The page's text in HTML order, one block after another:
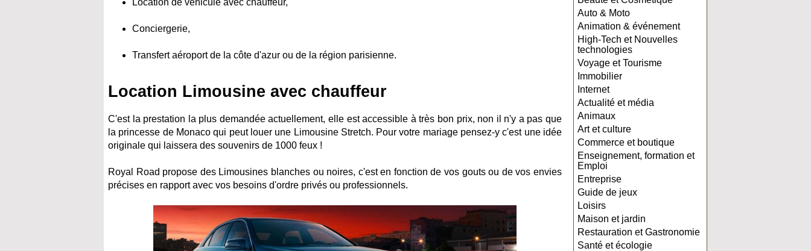
Auto & Moto
Animation & événement
High-Tech et Nouvelles
technologies
Voyage et Tourisme
Immobilier
Internet
Actualité et média
Animaux
Art et culture
Commerce et boutique
Enseignement, formation et
Emploi
Entreprise
Guide de jeux
Loisirs
Maison et jardin
Restauration et Gastronomie
Santé et écologie
Location de véhicule avec chauffeur,
Conciergerie,
Transfert aéroport de la côte d'azur ou de la région parisienne.
Location Limousine avec chauffeur
C'est la prestation la plus demandée actuellement, elle est accessible à très bon prix, non il n'y a pas que
la princesse de Monaco qui peut louer une Limousine Stretch. Pour votre mariage pensez-y c'est une idée
originale qui laissera des souvenirs de 1000 feux !
Royal Road propose des Limousines blanches ou noires, c'est en fonction de vos gouts ou de vos envies
précises en rapport avec vos besoins d'ordre privés ou professionnels.